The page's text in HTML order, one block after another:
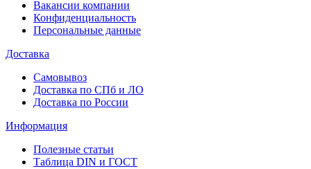
Вакансии компании
Конфиденциальность
Персональные данные
Доставка
Самовывоз
Доставка по СПб и ЛО
Доставка по России
Информация
Полезные статьи
Таблица DIN и ГОСТ